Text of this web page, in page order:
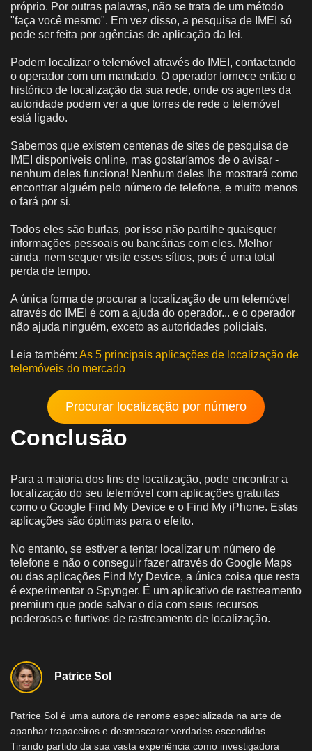
próprio. Por outras palavras, não se trata de um método
"faça você mesmo". Em vez disso, a pesquisa de IMEI só
pode ser feita por agências de aplicação da lei.
Podem localizar o telemóvel através do IMEI, contactando
o operador com um mandado. O operador fornece então o
histórico de localização da sua rede, onde os agentes da
autoridade podem ver a que torres de rede o telemóvel
está ligado.
Sabemos que existem centenas de sites de pesquisa de
IMEI disponíveis online, mas gostaríamos de o avisar -
nenhum deles funciona! Nenhum deles lhe mostrará como
encontrar alguém pelo número de telefone, e muito menos
o fará por si.
Todos eles são burlas, por isso não partilhe quaisquer
informações pessoais ou bancárias com eles. Melhor
ainda, nem sequer visite esses sítios, pois é uma total
perda de tempo.
A única forma de procurar a localização de um telemóvel
através do IMEI é com a ajuda do operador... e o operador
não ajuda ninguém, exceto as autoridades policiais.
Leia também: As 5 principais aplicações de localização de
telemóveis do mercado
Procurar localização por número
Conclusão
Para a maioria dos fins de localização, pode encontrar a
localização do seu telemóvel com aplicações gratuitas
como o Google Find My Device e o Find My iPhone. Estas
aplicações são óptimas para o efeito.
No entanto, se estiver a tentar localizar um número de
telefone e não o conseguir fazer através do Google Maps
ou das aplicações Find My Device, a única coisa que resta
é experimentar o Spynger. É um aplicativo de rastreamento
premium que pode salvar o dia com seus recursos
poderosos e furtivos de rastreamento de localização.
Patrice Sol
Patrice Sol é uma autora de renome especializada na arte de
apanhar trapaceiros e desmascarar verdades escondidas.
Tirando partido da sua vasta experiência como investigadora